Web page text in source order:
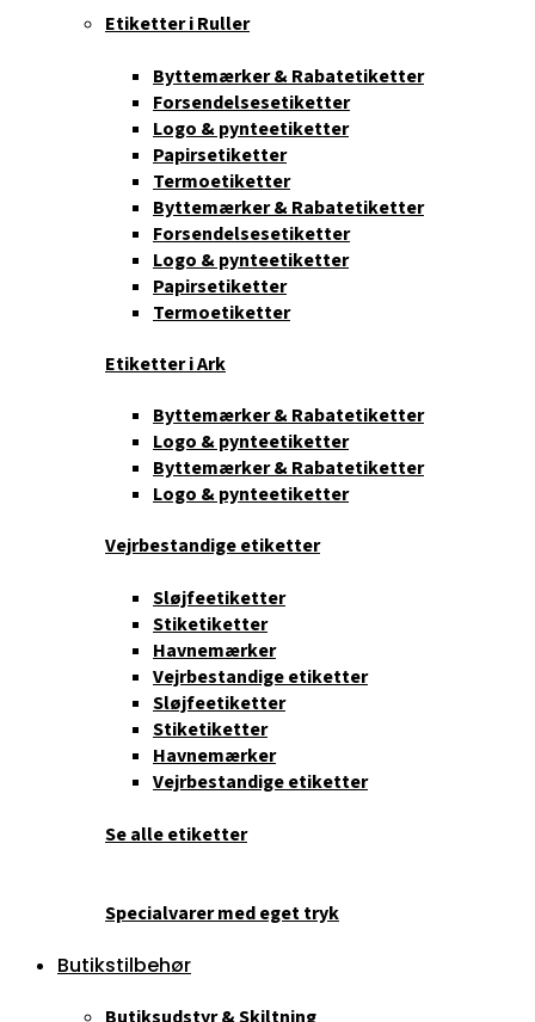
Etiketter i Ruller
Byttemærker & Rabatetiketter
Forsendelsesetiketter
Logo & pynteetiketter
Papirsetiketter
Termoetiketter
Byttemærker & Rabatetiketter
Forsendelsesetiketter
Logo & pynteetiketter
Papirsetiketter
Termoetiketter
Etiketter i Ark
Byttemærker & Rabatetiketter
Logo & pynteetiketter
Byttemærker & Rabatetiketter
Logo & pynteetiketter
Vejrbestandige etiketter
Sløjfeetiketter
Stiketiketter
Havnemærker
Vejrbestandige etiketter
Sløjfeetiketter
Stiketiketter
Havnemærker
Vejrbestandige etiketter
Se alle etiketter
Specialvarer med eget tryk
Butikstilbehør